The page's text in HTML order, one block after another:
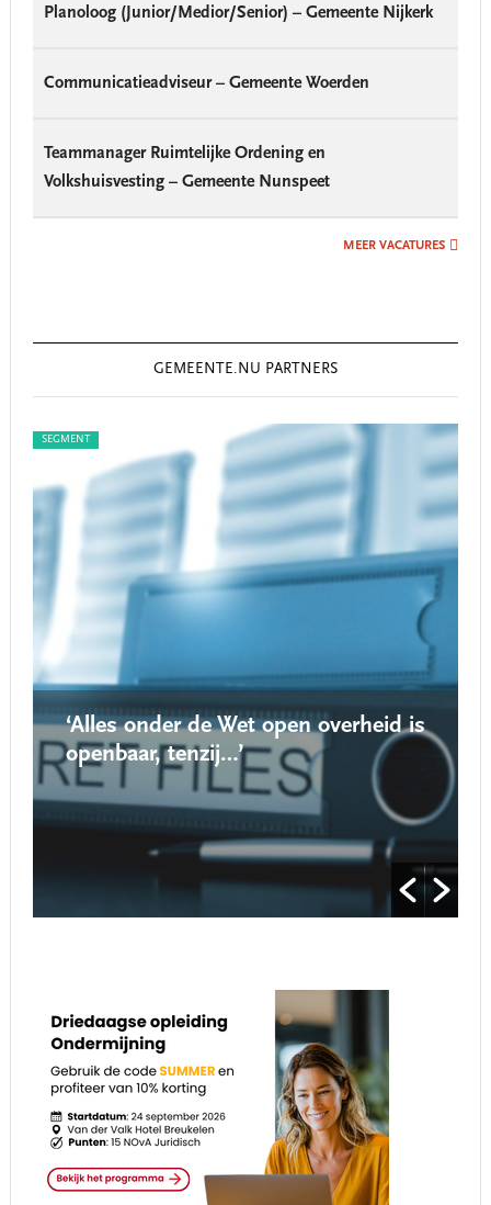
Planoloog (Junior/Medior/Senior) – Gemeente Nijkerk
Communicatieadviseur – Gemeente Woerden
Teammanager Ruimtelijke Ordening en
Volkshuisvesting – Gemeente Nunspeet
MEER VACATURES
GEMEENTE.NU PARTNERS
SEGMENT
‘Alles onder de Wet open overheid is
openbaar, tenzij…’